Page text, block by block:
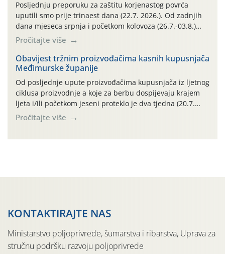
Posljednju preporuku za zaštitu korjenastog povrća
uputili smo prije trinaest dana (22.7. 2026.). Od zadnjih
dana mjeseca srpnja i početkom kolovoza (26.7.-03.8.)
traje izuzetno nepovoljno meteorološko razdoblje za rast
i razvoj korjenastog povrća: najviše dnevne temperature
zraka zadnjih su devet dana u rasponu 30,7°-38,0°C!
Drugi ovogodišnji “toplinski udar” naročito je izražen
zadnja četiri dana (31.7.-03.8.), […]
Pročitajte više
Obavijest tržnim proizvođačima kasnih kupusnjača
Međimurske županije
Od posljednje upute proizvođačima kupusnjača iz ljetnog
ciklusa proizvodnje a koje za berbu dospijevaju krajem
ljeta i/ili početkom jeseni proteklo je dva tjedna (20.7.
2026.). Proteklih je tjedan dana (26.7.-02.8.) obilježilo
izuzetno nepovoljno meteorološko razdoblje za rast i
Pročitajte više
KONTAKTIRAJTE NAS
Ministarstvo poljoprivrede, šumarstva i ribarstva, Uprava za
stručnu podršku razvoju poljoprivrede